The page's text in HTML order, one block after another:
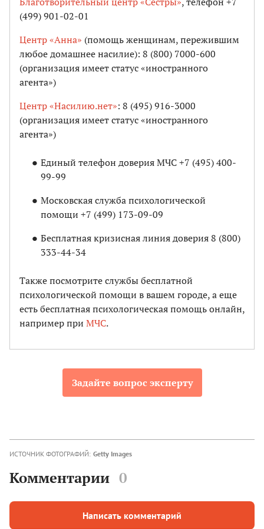
(499) 901-02-01
Центр «Анна» (помощь женщинам, пережившим
любое домашнее насилие): 8 (800) 7000-600
(организация имеет статус «иностранного
агента»)
Центр «Насилию.нет»: 8 (495) 916-3000
(организация имеет статус «иностранного
агента»)
Единый телефон доверия МЧС +7 (495) 400-
99-99
Московская служба психологической
помощи +7 (499) 173-09-09
Бесплатная кризисная линия доверия 8 (800)
333-44-34
Также посмотрите службы бесплатной
психологической помощи в вашем городе, а еще
есть бесплатная психологическая помощь онлайн,
например при МЧС.
Задайте вопрос эксперту
ИСТОЧНИК ФОТОГРАФИЙ: Getty Images
Комментарии 0
Написать комментарий